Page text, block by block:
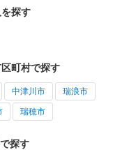
探す
町村で探す
中津川市 瑞浪市
瑞穂市
探す